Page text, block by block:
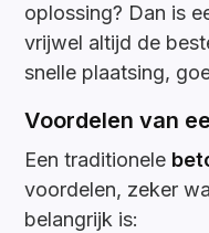
oplossing? Dan is
vrijwel altijd de
snelle plaatsing,
Voordelen van
Een traditionele
voordelen, zeker
belangrijk is: